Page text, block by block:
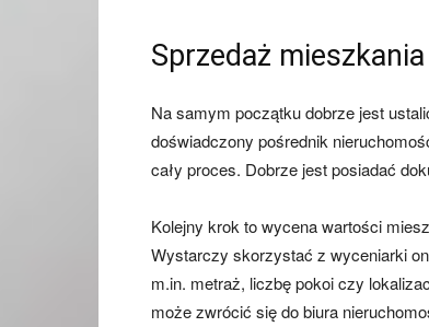
Sprzedaż
Na samym początku dobrze jest
doświadczony pośrednik
cały proces. Dobrze jest posiadać
Kolejny krok to wycena wartości
Wystarczy skorzystać z wyceniarki
m.in. metraż, liczbę pokoi czy
może zwrócić się do biura